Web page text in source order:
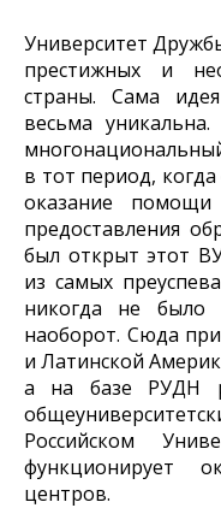
Университет
престижных и
страны. Сама
весьма
в тот период,
оказание
предоставления
был открыт этот
из самых
никогда не было
наоборот. Сюда
и Латинской
а на базе РУДН
Российском
функционирует
центров.